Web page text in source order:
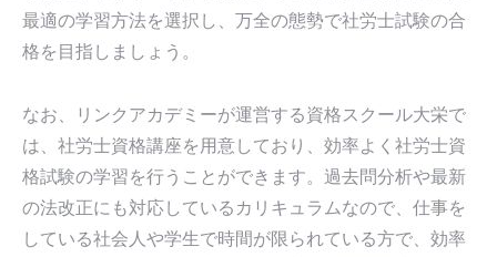
最適の学習方法を選択し、万全の態勢で社労士試験の合
格を目指しましょう。
なお、リンクアカデミーが運営する資格スクール大栄で
は、社労士資格講座を用意しており、効率よく社労士資
格試験の学習を行うことができます。過去問分析や最新
の法改正にも対応しているカリキュラムなので、仕事を
している社会人や学生で時間が限られている方で、効率